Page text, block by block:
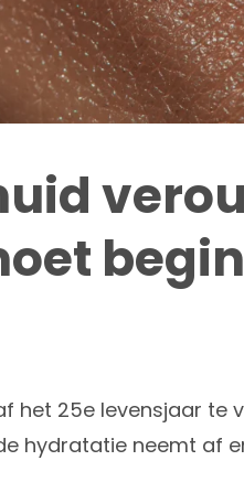
het 25e levensjaar te
hydratatie neemt af